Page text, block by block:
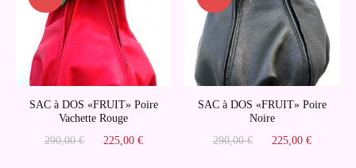
SAC à DOS «FRUIT» Poire
Vachette Rouge
290,00€
Le225,00 €
SAC à DOS «FRUIT» Poire
Noire
290,00€
Le225,00€